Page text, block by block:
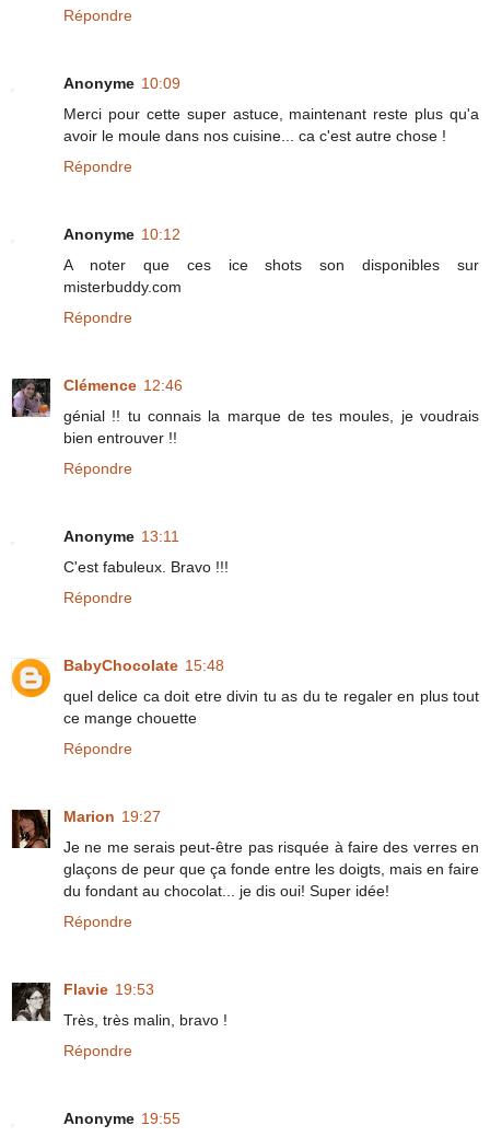
Répondre
Anonyme 10:09
Merci pour cette super astuce, maintenant reste plus qu'a
avoir le moule dans nos cuisine... ca c'est autre chose !
Répondre
Anonyme 10:12
A noter que ces ice shots son disponibles sur
misterbuddy.com
Répondre
Clémence 12:46
génial !! tu connais la marque de tes moules, je voudrais
bien entrouver !!
Répondre
Anonyme 13:11
C'est fabuleux. Bravo !!!
Répondre
BabyChocolate 15:48
quel delice ca doit etre divin tu as du te regaler en plus tout
ce mange chouette
Répondre
Marion 19:27
Je ne me serais peut-être pas risquée à faire des verres en
glaçons de peur que ça fonde entre les doigts, mais en faire
du fondant au chocolat... je dis oui! Super idée!
Répondre
Flavie 19:53
Très, très malin, bravo !
Répondre
Anonyme 19:55